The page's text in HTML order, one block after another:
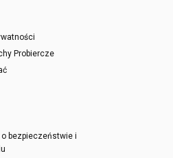
Probiercze
o bezpieczeństwie i